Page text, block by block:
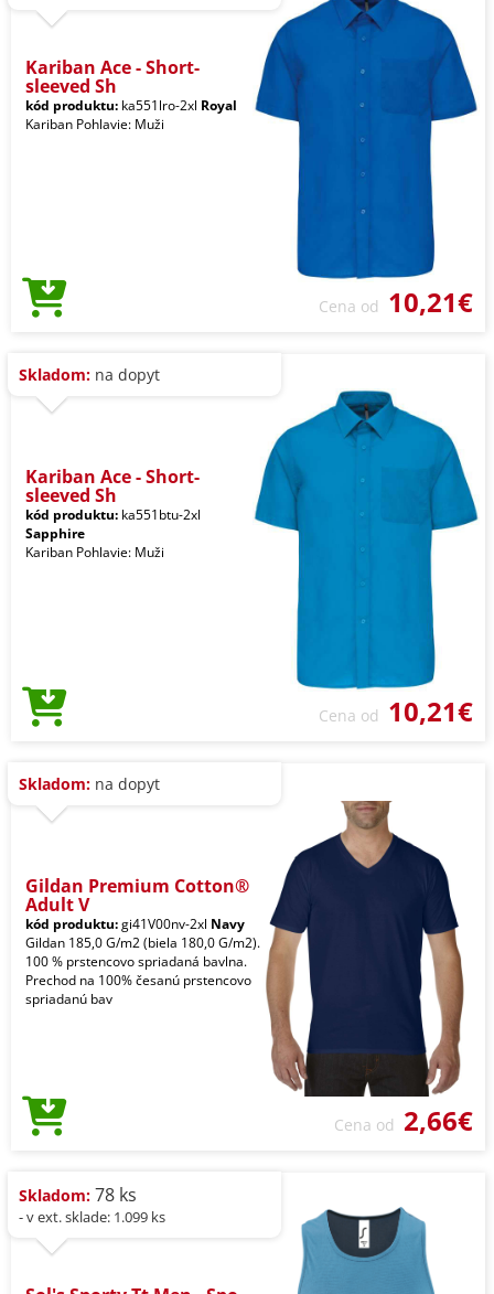
Kariban Ace - Short-
sleeved Sh
kód produktu: ka551lro-2xl Royal
Kariban Pohlavie: Muži
Cena od 10,21€
Skladom: na dopyt
Kariban Ace - Short-
sleeved Sh
kód produktu: ka551btu-2xl
Sapphire
Kariban Pohlavie: Muži
Cena od 10,21€
Skladom: na dopyt
Gildan Premium Cotton®
Adult V
kód produktu:gi41V00nv-2xl Navy
Gildan 185,0 G/m2 (biela 180,0 G/m2).
100 % prstencovo spriadaná bavlna.
Prechod na 100% česanú prstencovo
spriadanú bav
Cena od 2,66€
Skladom: 78 ks
- v ext. sklade: 1.099 ks